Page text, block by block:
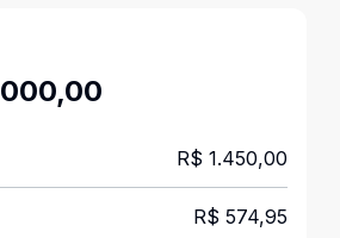
R$ 1.450,00
R$ 574,95